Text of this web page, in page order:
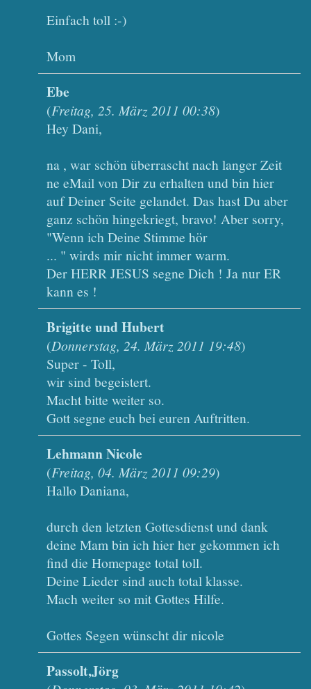
Einfach toll :-)
Mom
Ebe
(Freitag, 25. März 2011 00:38)
Hey Dani,
na , war schön überrascht nach langer Zeit
ne eMail von Dir zu erhalten und bin hier
auf Deiner Seite gelandet. Das hast Du aber
ganz schön hingekriegt, bravo! Aber sorry,
"Wenn ich Deine Stimme hör
... " wirds mir nicht immer warm.
Der HERR JESUS segne Dich ! Ja nur ER
kann es !
Brigitte und Hubert
(Donnerstag, 24. März 2011 19:48)
Super - Toll,
wir sind begeistert.
Macht bitte weiter so.
Gott segne euch bei euren Auftritten.
Lehmann Nicole
(Freitag, 04. März 2011 09:29)
Hallo Daniana,
durch den letzten Gottesdienst und dank
deine Mam bin ich hier her gekommen ich
find die Homepage total toll.
Deine Lieder sind auch total klasse.
Mach weiter so mit Gottes Hilfe.
Gottes Segen wünscht dir nicole
Passolt,Jörg